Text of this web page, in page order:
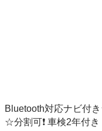
Bluetooth対応ナビ付
☆分割可❗️ 車検2年付